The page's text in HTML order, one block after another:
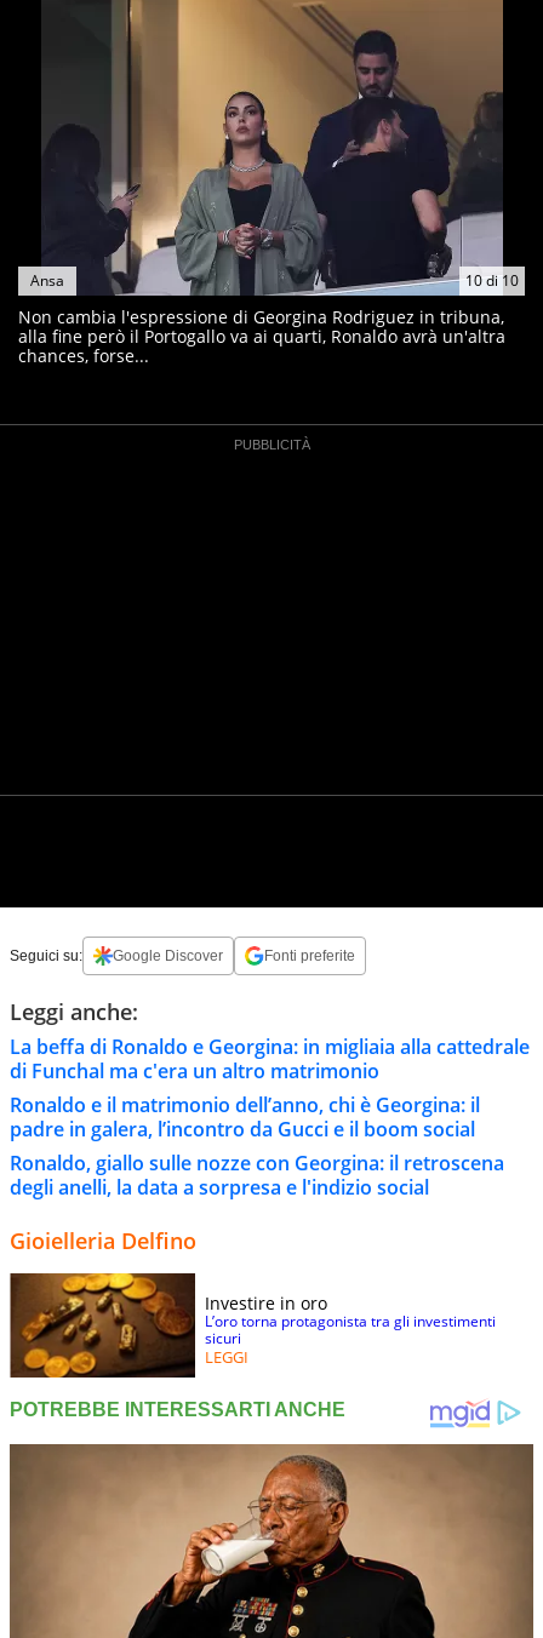
10di10
Ansa
Non cambia l'espressione di Georgina Rodriguez in tribuna,
alla fine però il Portogallo va ai quarti, Ronaldo avrà un'altra
chances, forse...
Seguici su: Google Discover Fonti preferite
Leggi anche:
La beffa di Ronaldo e Georgina: in migliaia alla cattedrale
di Funchal ma c'era un altro matrimonio
Ronaldo e il matrimonio dell’anno, chi è Georgina: il
padre in galera, l’incontro da Gucci e il boom social
Ronaldo, giallo sulle nozze con Georgina: il retroscena
degli anelli, la data a sorpresa e l'indizio social
Gioielleria Delfino
Investire in oro
L’oro torna protagonista tra gli investimenti
sicuri
LEGGI